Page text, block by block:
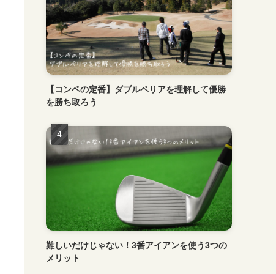
【コンペの定番】ダブルペリアを理解して優勝
を勝ち取ろう
難しいだけじゃない！3番アイアンを使う3つの
メリット